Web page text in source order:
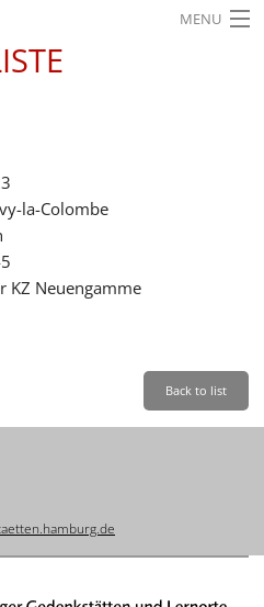
MENU
la-Colombe
KZ Neuengamme
Back to list